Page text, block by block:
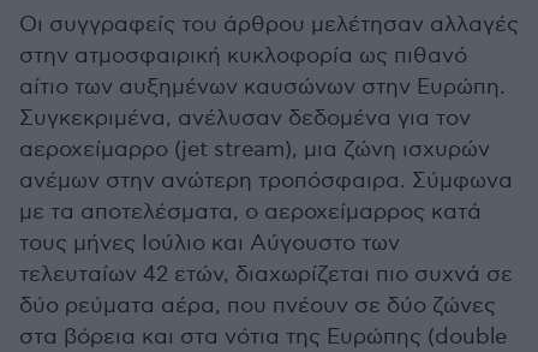
Οι συγγραφείς του άρθρου μελέτησαν αλλαγές
στην ατμοσφαιρική κυκλοφορία ως πιθανό
αίτιο των αυξημένων καυσώνων στην Ευρώπη.
Συγκεκριμένα, ανέλυσαν δεδομένα για τον
αεροχείμαρρο (jet stream), μια ζώνη ισχυρών
ανέμων στην ανώτερη τροπόσφαιρα. Σύμφωνα
με τα αποτελέσματα, ο αεροχείμαρρος κατά
τους μήνες Ιούλιο και Αύγουστο των
τελευταίων 42 ετών, διαχωρίζεται πιο συχνά σε
δύο ρεύματα αέρα, που πνέουν σε δύο ζώνες
στα βόρεια και στα νότια της Ευρώπης (double